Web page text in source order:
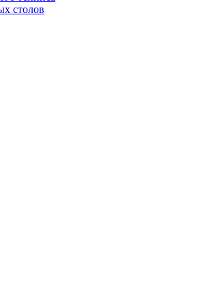
столов